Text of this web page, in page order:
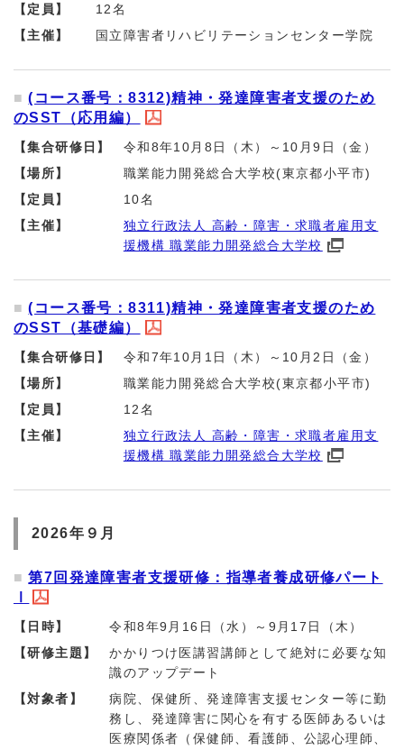
【定員】
12名
【主催】
国立障害者リハビリテーションセンター学院
(コース番号：8312)精神・発達障害者支援のため
のSST（応用編）
【集合研修日】
令和8年10月8日（木）～10月9日（金）
【場所】
職業能力開発総合大学校(東京都小平市)
【定員】
10名
【主催】
独立行政法人 高齢・障害・求職者雇用支
援機構 職業能力開発総合大学校
(コース番号：8311)精神・発達障害者支援のため
のSST（基礎編）
【集合研修日】
令和7年10月1日（木）～10月2日（金）
【場所】
職業能力開発総合大学校(東京都小平市)
【定員】
12名
【主催】
独立行政法人 高齢・障害・求職者雇用支
援機構 職業能力開発総合大学校
2026年９月
第7回発達障害者支援研修：指導者養成研修パート
【日時】
令和8年9月16日（水）～9月17日（木）
【研修主題】
かかりつけ医講習講師として絶対に必要な知
識のアップデート
【対象者】
病院、保健所、発達障害支援センター等に勤
務し、発達障害に関心を有する医師あるいは
医療関係者（保健師、看護師、公認心理師、